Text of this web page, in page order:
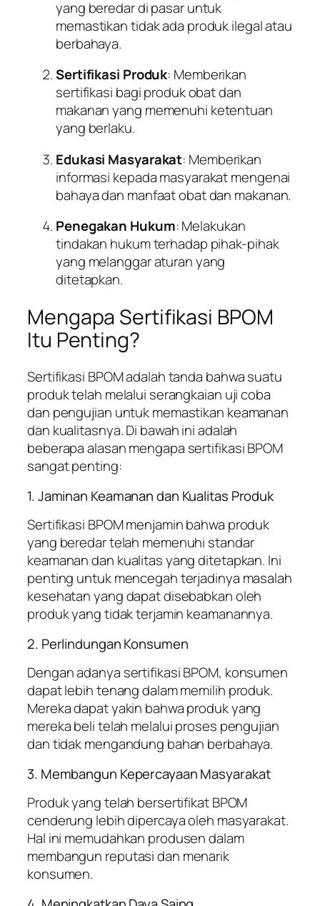
yang beredar di pasar untuk
memastikan tidak ada produk ilegal atau
berbahaya.
Sertifikasi Produk: Memberikan
sertifikasi bagi produk obat dan
makanan yang memenuhi ketentuan
yang berlaku.
Edukasi Masyarakat: Memberikan
informasi kepada masyarakat mengenai
bahaya dan manfaat obat dan makanan.
Penegakan Hukum: Melakukan
tindakan hukum terhadap pihak-pihak
yang melanggar aturan yang
ditetapkan.
Mengapa Sertifikasi BPOM
Itu Penting?
Sertifikasi BPOM adalah tanda bahwa suatu
produk telah melalui serangkaian uji coba
dan pengujian untuk memastikan keamanan
dan kualitasnya. Di bawah ini adalah
beberapa alasan mengapa sertifikasi BPOM
sangat penting:
1. Jaminan Keamanan dan Kualitas Produk
Sertifikasi BPOM menjamin bahwa produk
yang beredar telah memenuhi standar
keamanan dan kualitas yang ditetapkan. Ini
penting untuk mencegah terjadinya masalah
kesehatan yang dapat disebabkan oleh
produk yang tidak terjamin keamanannya.
2. Perlindungan Konsumen
Dengan adanya sertifikasi BPOM, konsumen
dapat lebih tenang dalam memilih produk.
Mereka dapat yakin bahwa produk yang
mereka beli telah melalui proses pengujian
dan tidak mengandung bahan berbahaya.
3. Membangun Kepercayaan Masyarakat
Produk yang telah bersertifikat BPOM
cenderung lebih dipercaya oleh masyarakat.
Hal ini memudahkan produsen dalam
membangun reputasi dan menarik
konsumen.